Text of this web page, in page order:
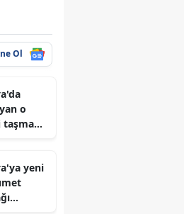
Ol
o
taşma
yeni